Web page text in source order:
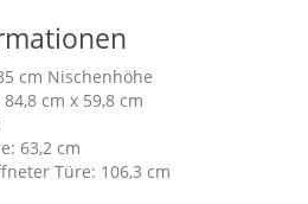
cm Nischenhöhe
cm x 59,8 cm
63,2 cm
Türe: 106,3 cm